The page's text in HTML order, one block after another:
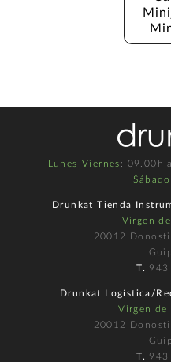
Lunes-Viernes : 09.00h
Sábado
Drunkat Tienda
Virgen
20012
T. 943
Drunkat Logística/
Virgen
20012
T. 943